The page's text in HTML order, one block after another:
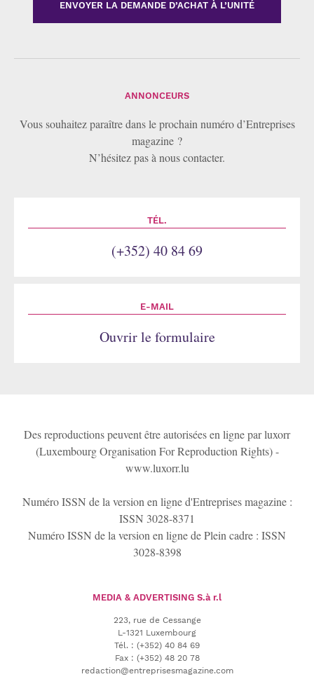
ENVOYER LA DEMANDE D’ACHAT À L’UNITÉ
ANNONCEURS
Vous souhaitez paraître dans le prochain numéro d’Entreprises
magazine ?
N’hésitez pas à nous contacter.
TÉL.
(+352) 40 84 69
E-MAIL
Ouvrir le formulaire
Des reproductions peuvent être autorisées en ligne par luxorr
(Luxembourg Organisation For Reproduction Rights) -
www.luxorr.lu
Numéro ISSN de la version en ligne d'Entreprises magazine :
ISSN 3028-8371
Numéro ISSN de la version en ligne de Plein cadre : ISSN
3028-8398
MEDIA & ADVERTISING S.à r.l
223, rue de Cessange
L-1321 Luxembourg
Tél. : (+352) 40 84 69
Fax : (+352) 48 20 78
redaction@entreprisesmagazine.com